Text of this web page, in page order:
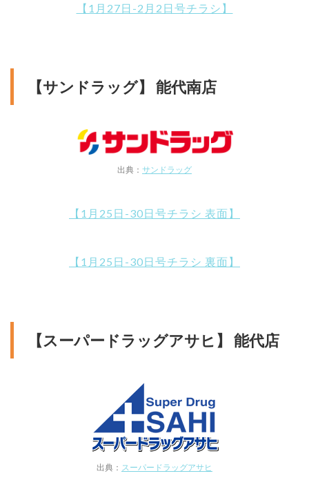
【1月27日-2月2日号チラシ】
【サンドラッグ】 能代南店
出典： サンドラッグ
【1月25日-30日号チラシ 表面】
【1月25日-30日号チラシ 裏面】
【スーパードラッグアサヒ】 能代店
出典： スーパードラッグアサヒ